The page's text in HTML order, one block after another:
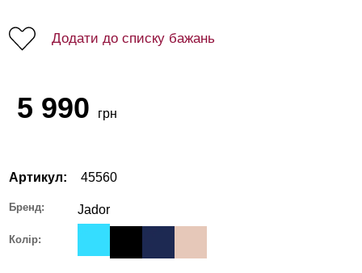
Додати до списку бажань
5 990 грн
Артикул: 45560
Бренд: Jador
Колір: